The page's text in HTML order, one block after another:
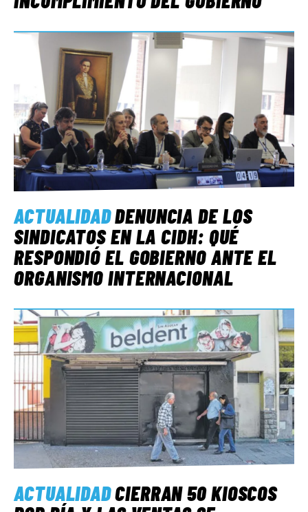
ACTUALIDADDENUNCIA DE LOS
SINDICATOS EN LA CIDH: QUÉ
RESPONDIÓ EL GOBIERNO ANTE EL
ORGANISMO INTERNACIONAL
ACTUALIDADCIERRAN 50 KIOSCOS